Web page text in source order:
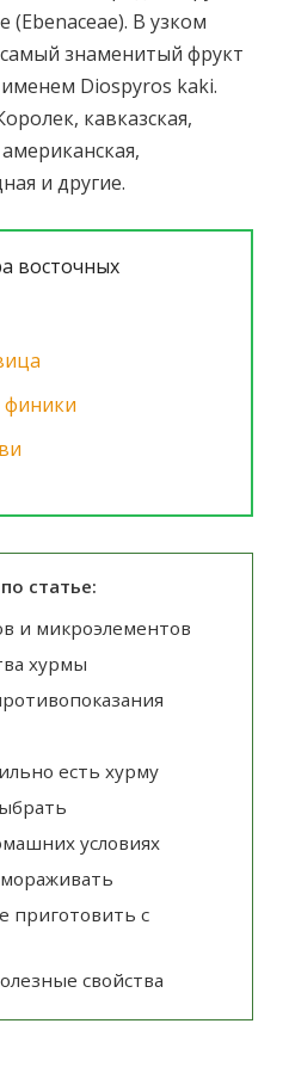
(Ebenaceae). В узком
знаменитый фрукт
Diospyros kaki.
кавказская,
и другие.
восточных
статье:
и микроэлементов
хурмы
есть хурму
условиях
приготовить с
свойства